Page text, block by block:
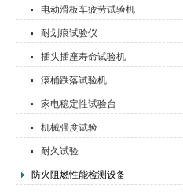
电动滑板车疲劳试验机
耐划痕试验仪
插头插座寿命试验机
滚桶跌落试验机
家电稳定性试验台
机械强度试验
耐久试验
防火阻燃性能检测设备